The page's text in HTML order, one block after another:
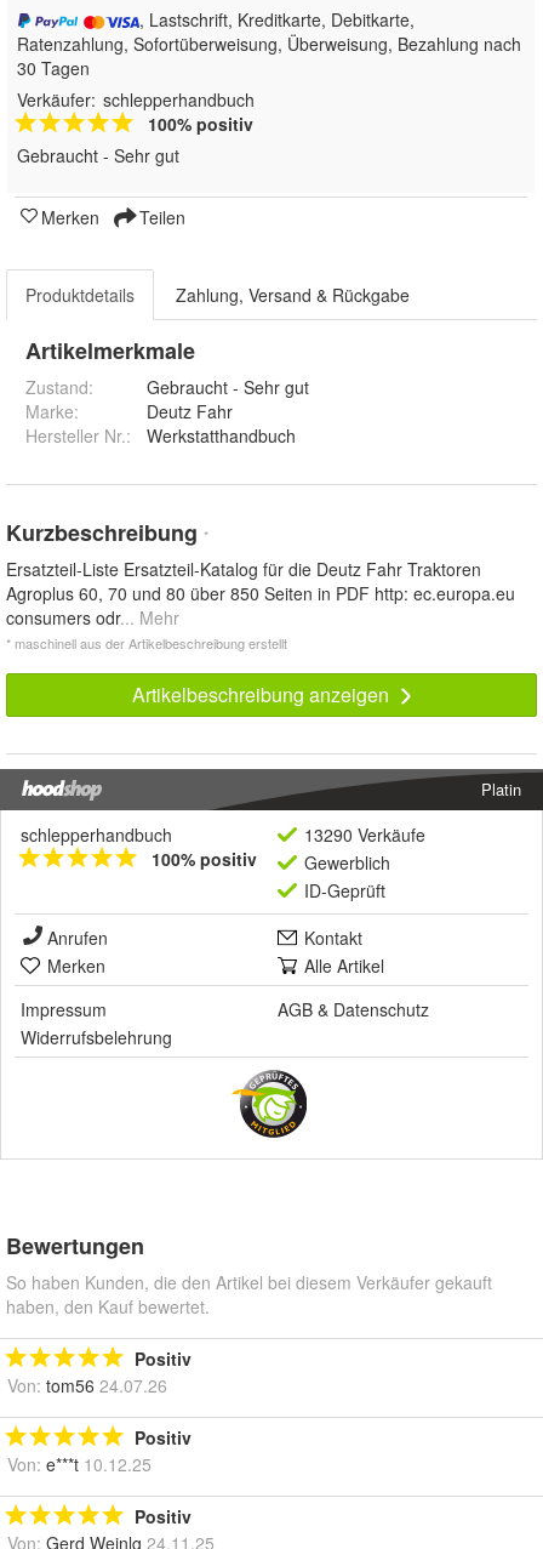
, Lastschrift, Kreditkarte, Debitkarte,
Ratenzahlung, Sofortüberweisung, Überweisung, Bezahlung nach
30 Tagen
Verkäufer: schlepperhandbuch
100% positiv
Gebraucht - Sehr gut
Merken Teilen
Produktdetails Zahlung, Versand & Rückgabe
Artikelmerkmale
Zustand:
Gebraucht - Sehr gut
Marke:
Deutz Fahr
Hersteller Nr.:
Werkstatthandbuch
Kurzbeschreibung *
Ersatzteil-Liste Ersatzteil-Katalog für die Deutz Fahr Traktoren
Agroplus 60, 70 und 80 über 850 Seiten in PDF http: ec.europa.eu
consumers odr... Mehr
* maschinell aus der Artikelbeschreibung erstellt
Artikelbeschreibung anzeigen
Platin
schlepperhandbuch
100% positiv
13290 Verkäufe
Gewerblich
ID-Geprüft
Anrufen
Kontakt
Merken
Alle Artikel
Impressum
AGB & Datenschutz
Widerrufsbelehrung
Bewertungen
So haben Kunden, die den Artikel bei diesem Verkäufer gekauft
haben, den Kauf bewertet.
Positiv
Von: tom56 24.07.26
Positiv
Von: e***t 10.12.25
Positiv
Von: Gerd Weinlg 24.11.25